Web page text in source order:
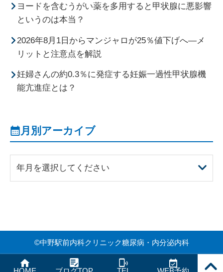
ヨードを含むうがい薬を多用すると甲状腺に悪影響
というのは本当？
2026年8月1日からマンジャロが25％値下げへ―メ
リットと注意点を解説
妊婦さんの約0.3％に発症する妊娠一過性甲状腺機
能亢進症とは？
月別アーカイブ
年月を選択してください
PAGE
©中野駅前内科クリニック糖尿病・内分泌内科